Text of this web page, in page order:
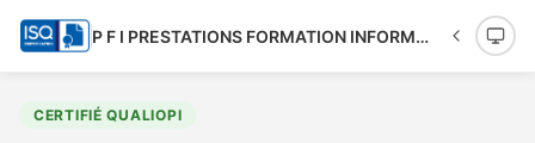
P F I PRESTATIONS FORMATION INFORMATIQUE - DOLFI
CERTIFIÉ QUALIOPI